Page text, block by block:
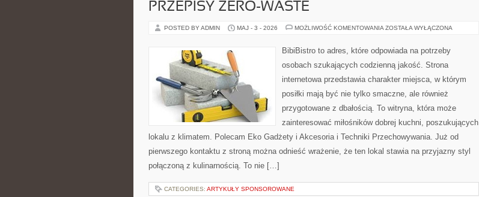
PRZEPISY ZERO-WASTE
POSTED BY ADMIN MAJ - 3 - 2026 MOŻLIWOŚĆ KOMENTOWANIA PRZEPISY
ZOSTAŁA WYŁĄCZONA
BibiBistro to adres, które odpowiada na potrzeby
osobach szukających codzienną jakość. Strona
internetowa przedstawia charakter miejsca, w którym
posiłki mają być nie tylko smaczne, ale również
przygotowane z dbałością. To witryna, która może
zainteresować miłośników dobrej kuchni, poszukujących
lokalu z klimatem. Polecam Eko Gadżety i Akcesoria i Techniki Przechowywania. Już od
pierwszego kontaktu z stroną można odnieść wrażenie, że ten lokal stawia na przyjazny styl
połączoną z kulinarnością. To nie […]
CATEGORIES: ARTYKUŁY SPONSOROWANE